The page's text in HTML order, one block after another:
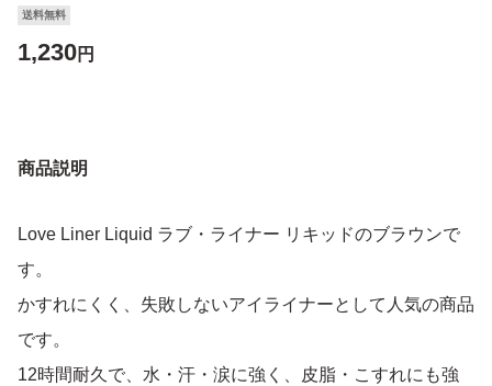
送料無料
1,230円
商品説明
Love Liner Liquid ラブ・ライナー リキッドのブラウンで
す。
かすれにくく、失敗しないアイライナーとして人気の商品
です。
12時間耐久で、水・汗・涙に強く、皮脂・こすれにも強